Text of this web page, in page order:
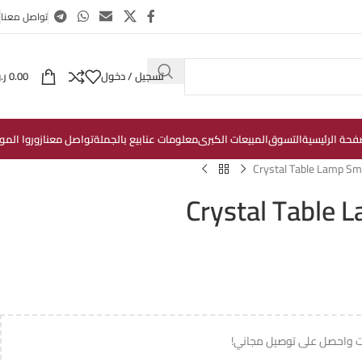
تواصل معنا
تسجيل / دخول 0.00
الرئيسيةالتسوقالمبيعات الكبرىمعلومات عنابيع بالجملةتواصل معنازوروا
Crystal Table Lamp
Crystal Table
واحصل على توصيل مجاني!